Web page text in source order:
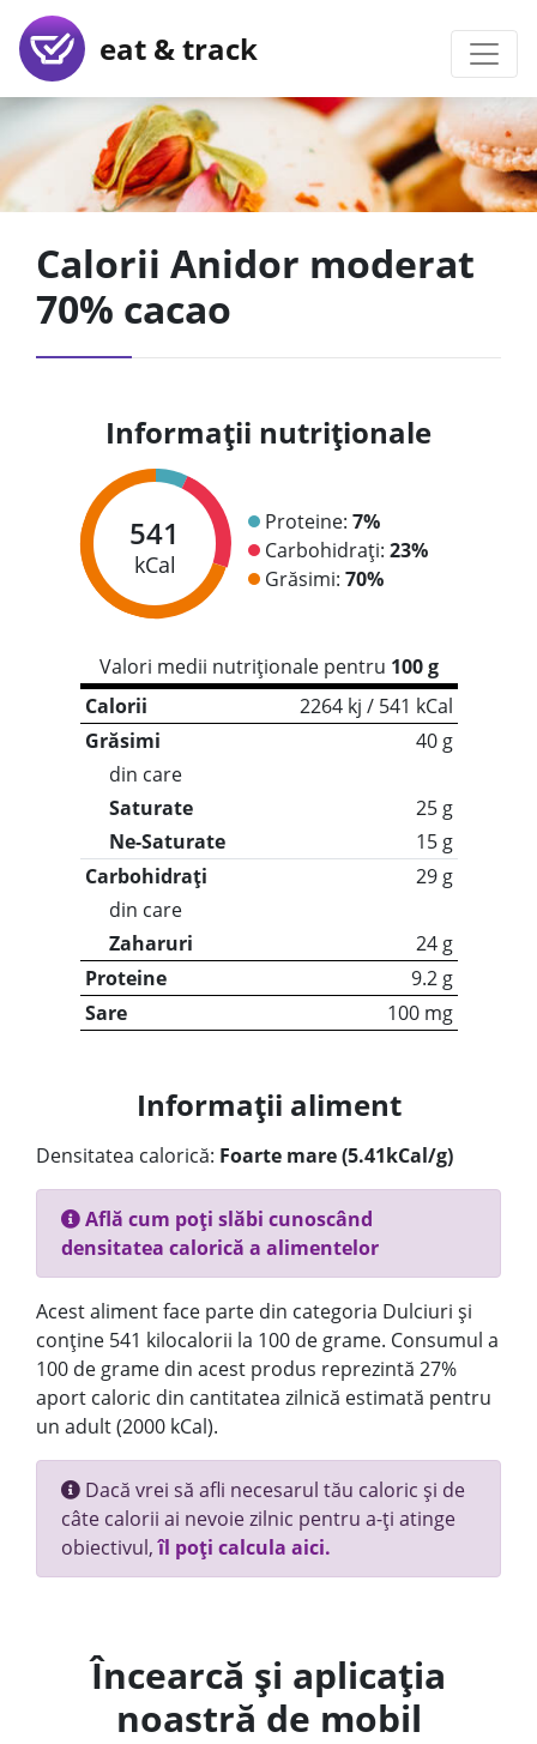
eat & track
Calorii Anidor moderat
70% cacao
Informații nutriționale
541
kCal
Proteine: 7%
Carbohidrați: 23%
Grăsimi: 70%
Valori medii nutriționale pentru 100 g
Calorii
2264 kj / 541 kCal
Grăsimi
40 g
din care
Saturate
25 g
Ne-Saturate
15 g
Carbohidrați
29 g
din care
Zaharuri
24 g
Proteine
9.2 g
Sare
100 mg
Informații aliment
Densitatea calorică: Foarte mare (5.41kCal/g)
Află cum poți slăbi cunoscând
densitatea calorică a alimentelor
Acest aliment face parte din categoria Dulciuri și
conține 541 kilocalorii la 100 de grame. Consumul a
100 de grame din acest produs reprezintă 27%
aport caloric din cantitatea zilnică estimată pentru
un adult (2000 kCal).
Dacă vrei să afli necesarul tău caloric și de
câte calorii ai nevoie zilnic pentru a-ți atinge
obiectivul,îl poți calcula aici.
Încearcă și aplicația
noastră de mobil